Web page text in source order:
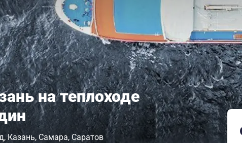
на теплоходе
Казань Самара Саратов